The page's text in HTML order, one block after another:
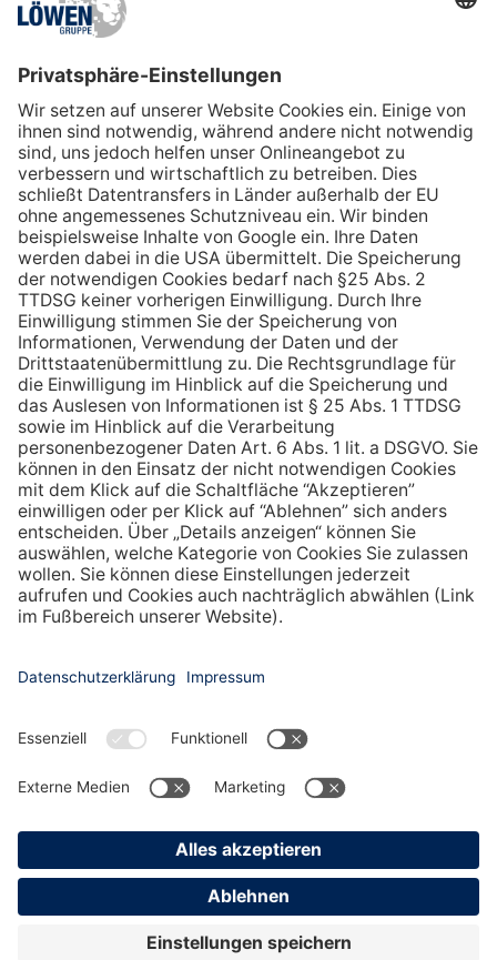
EXPLORE
Stellenangebote
Awards
Benefits
Löwen-Gruppe
LÖWEN-GRUPPE
NOVOMATIC Group
LÖWEN-Gruppe
Einkauf
E-Invoicing
AGB
Copyright © 2026 LÖWEN Entertainment All rights reserved